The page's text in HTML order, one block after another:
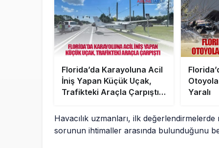
Florida’da Karayoluna Acil
İniş Yapan Küçük Uçak,
Trafikteki Araçla Çarpıştı:
Yaralı
Havacılık uzmanları, ilk
sorunun ihtimaller arasında bulunduğunu